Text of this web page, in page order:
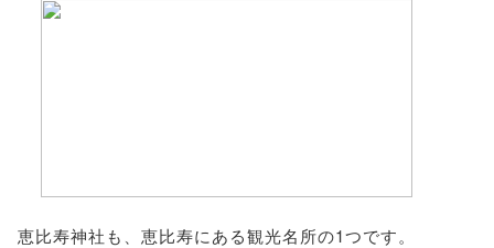
恵比寿神社も、恵比寿にある観光名所の1つです。